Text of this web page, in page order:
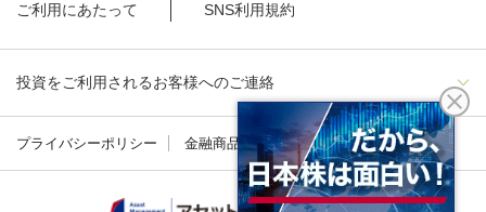
ご利用にあたって SNS利用規約
投資をご利用されるお客様へのご連絡
プライバシーポリシー 金融商品勧誘方針